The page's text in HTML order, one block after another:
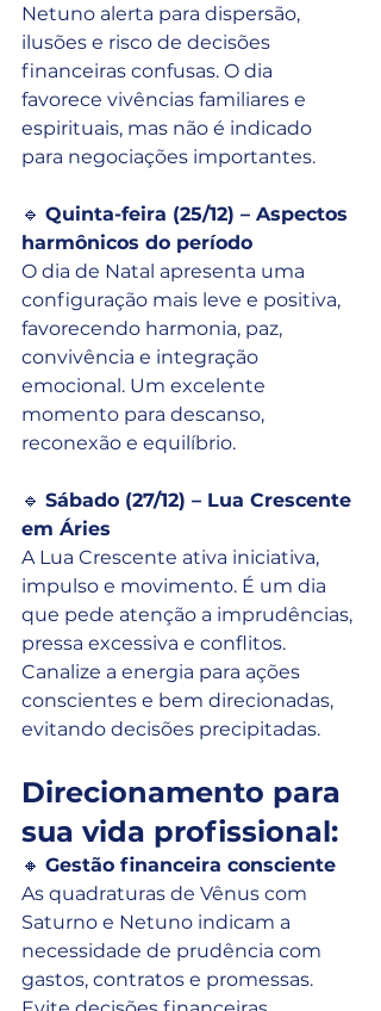
Netuno alerta para dispersão,
ilusões e risco de decisões
financeiras confusas. O dia
favorece vivências familiares e
espirituais, mas não é indicado
para negociações importantes.
🔹 Quinta-feira (25/12) – Aspectos
harmônicos do período
O dia de Natal apresenta uma
configuração mais leve e positiva,
favorecendo harmonia, paz,
convivência e integração
emocional. Um excelente
momento para descanso,
reconexão e equilíbrio.
🔹 Sábado (27/12) – Lua Crescente
em Áries
A Lua Crescente ativa iniciativa,
impulso e movimento. É um dia
que pede atenção a imprudências,
pressa excessiva e conflitos.
Canalize a energia para ações
conscientes e bem direcionadas,
evitando decisões precipitadas.
Direcionamento para
sua vida profissional:
🔸 Gestão financeira consciente
As quadraturas de Vênus com
Saturno e Netuno indicam a
necessidade de prudência com
gastos, contratos e promessas.